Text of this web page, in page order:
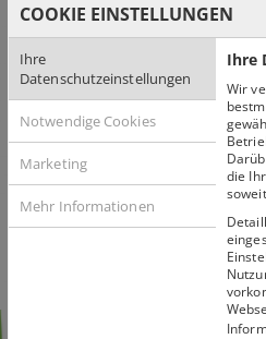
restart
DIN A4-Mappe, 50
Lieferzeit: 3-5
5,90 €
zzgl.
COOKIE EINSTELLUNGEN
Ihre
Datenschutzeinstellungen
Notwendige Cookies
Marketing
Mehr Informationen
Ihre
Wir
die